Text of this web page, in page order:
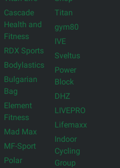
Cascade
Health and
Fitness
RDX Sports
Bodylastics
Bulgarian
Bag
Element
Fitness
Mad Max
MF-Sport
Polar
Titan
gym80
IVE
Sveltus
Power
Block
DHZ
LIVEPRO
Lifemaxx
Indoor
Cycling
Group